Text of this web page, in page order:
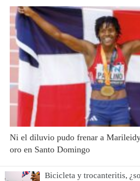
Ni el diluvio pudo frenar a
oro en Santo Domingo
Bicicleta y trocanteritis,